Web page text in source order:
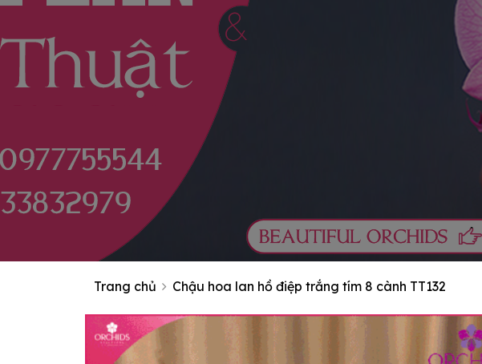
Trang chủ Chậu hoa lan hồ điệp trắng tím 8 cành TT132